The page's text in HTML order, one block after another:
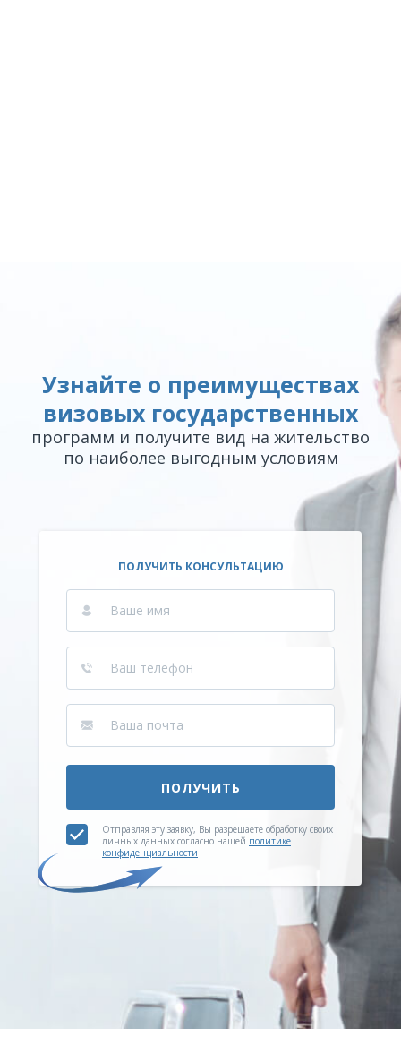
Узнайте о преимуществах
визовых государственных
программ и получите вид на жительство
по наиболее выгодным условиям
ПОЛУЧИТЬ КОНСУЛЬТАЦИЮ
ПОЛУЧИТЬ
Отправляя эту заявку, Вы разрешаете обработку своих
личных данных согласно нашей политике
конфиденциальности